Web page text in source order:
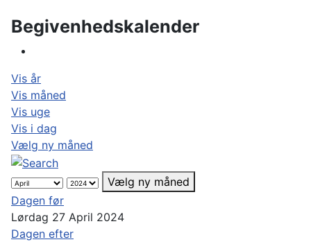
Begivenhedskalender
Vis år
Vis måned
Vis uge
Vis i dag
Vælg ny måned
Vælg ny måned
Dagen før
Lørdag 27 April 2024
Dagen efter